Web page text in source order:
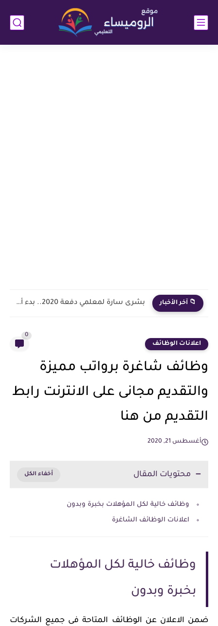
📁 آخر الأخبار بشرى سارة لمعلمي دفعة 2020.. بدء أول خطوة رسمية في...
اعلانات الوظائف
0
وظائف شاغرة برواتب مميزة
والتقديم مجانى على الانترنت رابط
التقديم من هنا
أغسطس 21, 2020
محتويات المقال
وظائف خالية لكل المؤهلات بخبرة وبدون
اعلانات الوظائف الشاغرة
وظائف خالية لكل المؤهلات
بخبرة وبدون
ضمن الاعلان عن الوظائف المتاحة فى جميع الشركات